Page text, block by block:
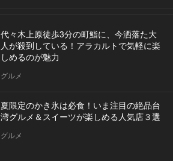
代々木上原徒歩3分の町鮨に、今洒落た大
人が殺到している！アラカルトで気軽に楽
しめるのが魅力
グルメ
夏限定のかき氷は必食！いま注目の絶品台
湾グルメ＆スイーツが楽しめる人気店３選
グルメ